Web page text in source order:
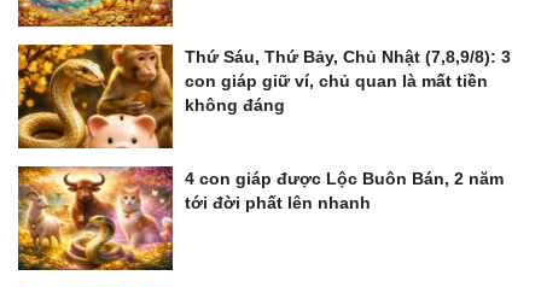
Thứ Sáu, Thứ Bảy, Chủ Nhật (7,8,9/8): 3
con giáp giữ ví, chủ quan là mất tiền
không đáng
4 con giáp được Lộc Buôn Bán, 2 năm
tới đời phất lên nhanh